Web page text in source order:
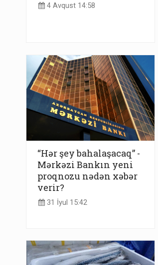
4 Avqust 14:58
“Hər şey bahalaşacaq” -
Mərkəzi Bankın yeni
proqnozu nədən xəbər
verir?
31 İyul 15:42